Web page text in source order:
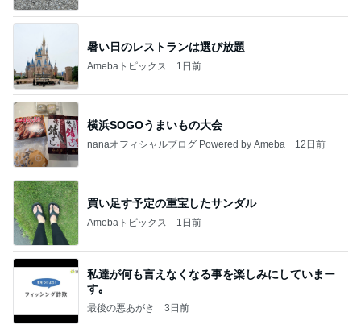
暑い日のレストランは選び放題
Amebaトピックス 1日前
横浜SOGOうまいもの大会
nanaオフィシャルブログ Powered by Ameba 12日前
買い足す予定の重宝したサンダル
Amebaトピックス 1日前
私達が何も言えなくなる事を楽しみにしていまー
す｡
最後の悪あがき 3日前